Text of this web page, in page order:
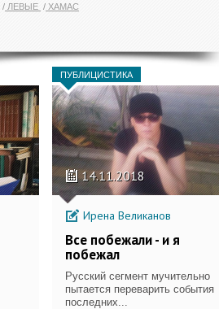
ЛЕВЫЕ ХАМАС
ПУБЛИЦИСТИКА
14.11.2018
Ирена Великанов
Все побежали - и я
побежал
Русский сегмент мучительно
пытается переварить события
последних...